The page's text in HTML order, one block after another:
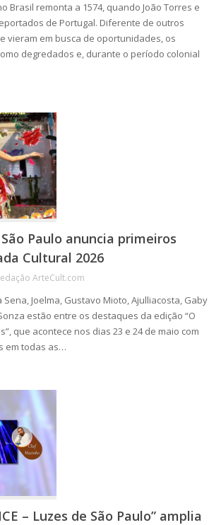
Brasil remonta a 1574, quando João Torres e
de Portugal. Diferente de outros
vieram em busca de oportunidades, os
degredados e, durante o período colonial
Paulo anuncia primeiros
Cultural 2026
ArteCult.com
Joelma, Gustavo Mioto, Ajulliacosta, Gaby
estão entre os destaques da edição “O
que acontece nos dias 23 e 24 de maio com
em todas as…
– Luzes de São Paulo” amplia